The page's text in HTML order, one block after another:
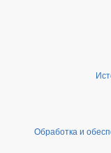
Обработка и